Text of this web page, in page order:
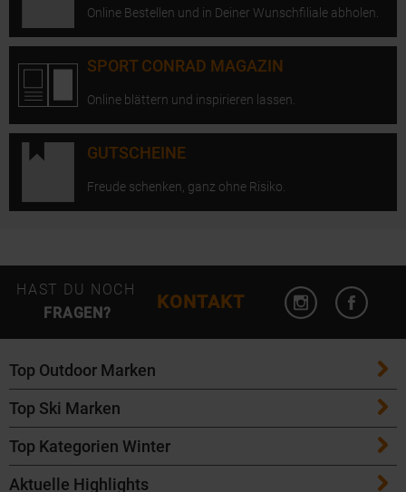
Online Bestellen und in Deiner Wunschfiliale abholen.
SPORT CONRAD MAGAZIN
Online blättern und inspirieren lassen.
GUTSCHEINE
Freude schenken, ganz ohne Risiko.
HAST DU NOCH
FRAGEN?
KONTAKT
Instagram
Top Outdoor Marken
Patagonia
Maloja
Salomon
Top Ski Marken
ATK Bindungen
K2 Ski
Top Kategorien Winter
Ski
Aktuelle Highlights